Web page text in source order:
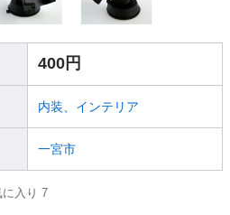
400円
内装、インテリア
一宮市
に入り 7